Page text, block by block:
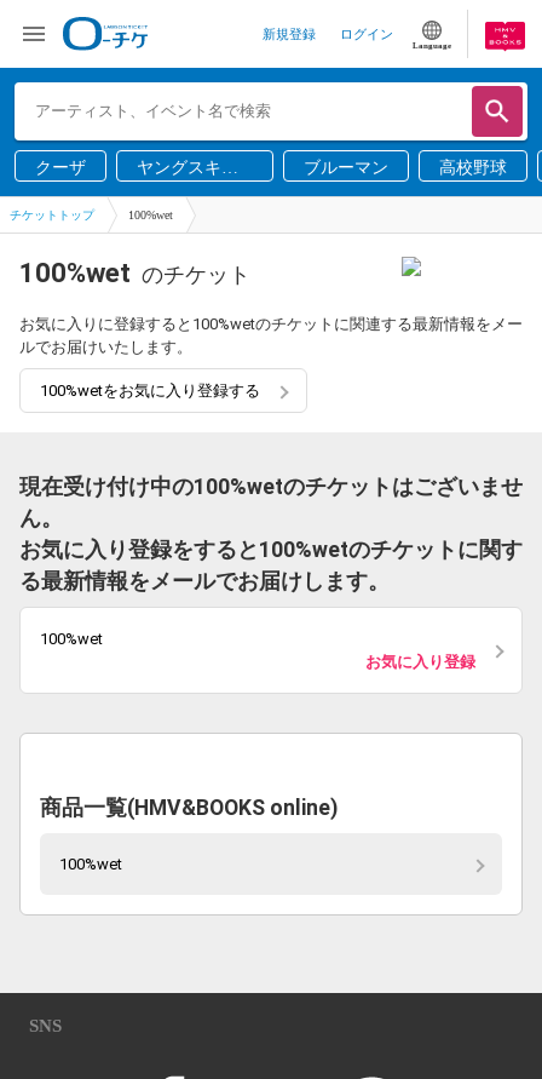
新規登録 ログイン
Language
クーザ
ヤングスキニ
ー
ブルーマン 高校野球
チケットトップ 100%wet
100%wet のチケット
お気に入りに登録すると100%wetのチケットに関連する最新情報をメー
ルでお届けいたします。
100%wetをお気に入り登録する
現在受け付け中の100%wetのチケットはございませ
ん。
お気に入り登録をすると100%wetのチケットに関す
る最新情報をメールでお届けします。
100%wet
お気に入り登録
商品一覧(HMV&BOOKS online)
100%wet
SNS